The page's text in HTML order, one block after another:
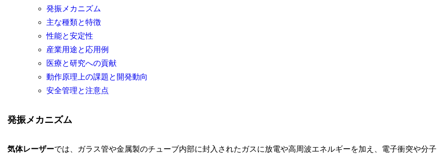
発振メカニズム
主な種類と特徴
性能と安定性
産業用途と応用例
医療と研究への貢献
動作原理上の課題と開発動向
安全管理と注意点
発振メカニズム
気体レーザーでは、ガラス管や金属製のチューブ内部に封入されたガスに放電や高周波エネルギーを加え、電子衝突や分子